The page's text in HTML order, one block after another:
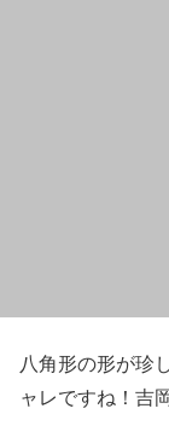
八角形の形が珍
ャレですね！吉